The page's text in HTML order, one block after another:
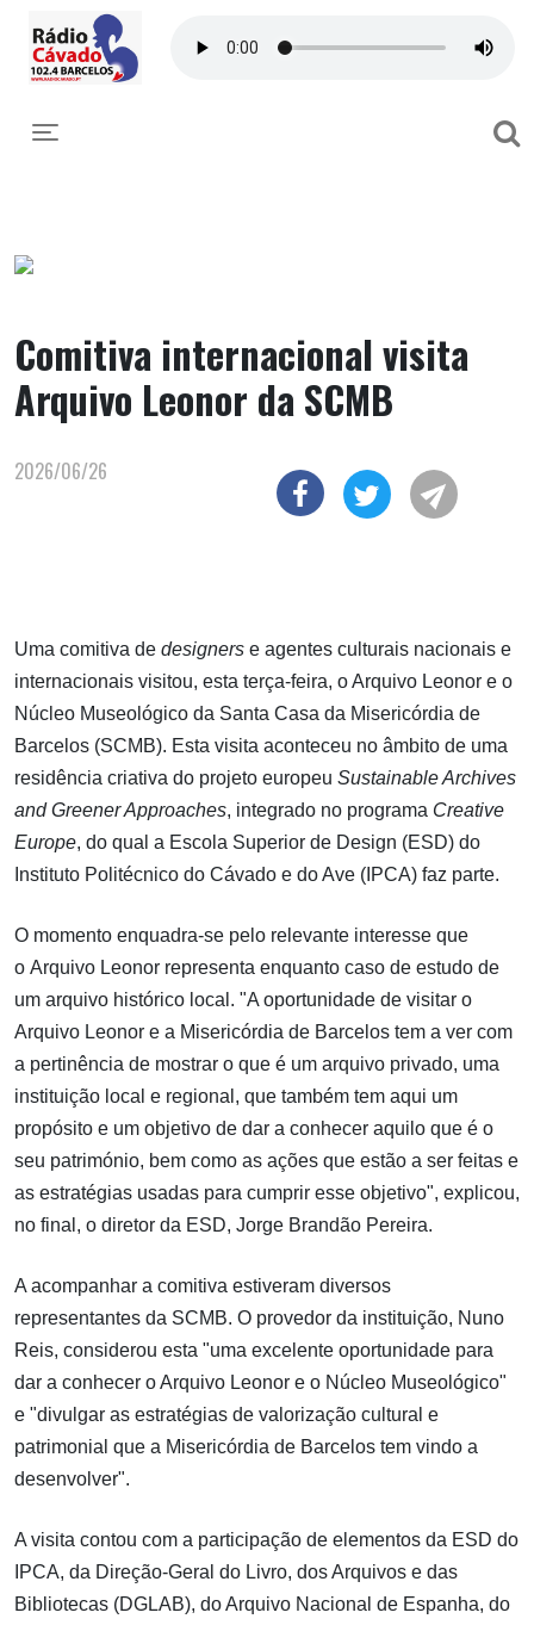
Toggle navigation
Comitiva internacional visita
Arquivo Leonor da SCMB
2026/06/26
Uma comitiva de designers e agentes culturais nacionais e
internacionais visitou, esta terça-feira, o Arquivo Leonor e o
Núcleo Museológico da Santa Casa da Misericórdia de
Barcelos (SCMB). Esta visita aconteceu no âmbito de uma
residência criativa do projeto europeu Sustainable Archives
and Greener Approaches, integrado no programa Creative
Europe, do qual a Escola Superior de Design (ESD) do
Instituto Politécnico do Cávado e do Ave (IPCA) faz parte.
O momento enquadra-se pelo relevante interesse que
o Arquivo Leonor representa enquanto caso de estudo de
um arquivo histórico local. "A oportunidade de visitar o
Arquivo Leonor e a Misericórdia de Barcelos tem a ver com
a pertinência de mostrar o que é um arquivo privado, uma
instituição local e regional, que também tem aqui um
propósito e um objetivo de dar a conhecer aquilo que é o
seu património, bem como as ações que estão a ser feitas e
as estratégias usadas para cumprir esse objetivo", explicou,
no final, o diretor da ESD, Jorge Brandão Pereira.
A acompanhar a comitiva estiveram diversos
representantes da SCMB. O provedor da instituição, Nuno
Reis, considerou esta "uma excelente oportunidade para
dar a conhecer o Arquivo Leonor e o Núcleo Museológico"
e "divulgar as estratégias de valorização cultural e
patrimonial que a Misericórdia de Barcelos tem vindo a
desenvolver".
A visita contou com a participação de elementos da ESD do
IPCA, da Direção-Geral do Livro, dos Arquivos e das
Bibliotecas (DGLAB), do Arquivo Nacional de Espanha, do